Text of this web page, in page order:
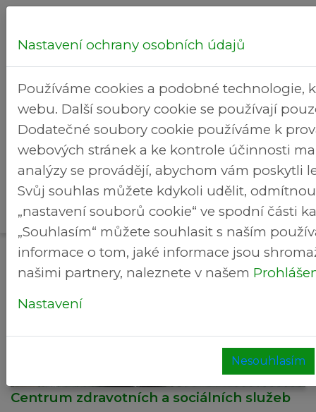
Hledej...
Brezineves.cz >
Služby
v MČ
>
Centrum
a sociálních
služeb
Rekreační
areál
Centrum zdravotních a sociálních služeb
Nastavení ochrany osobních údajů
Používáme cookies a podobné technologie,
webu. Další soubory cookie se používají
Dodatečné soubory cookie používáme k
webových stránek a ke kontrole účinnosti
analýzy se provádějí, abychom vám poskytli
Svůj souhlas můžete kdykoli udělit,
„nastavení souborů cookie“ ve spodní části
„Souhlasím“ můžete souhlasit s naším
informace o tom, jaké informace jsou
našimi partnery, naleznete v našem
Nastavení
Nesouhlasím